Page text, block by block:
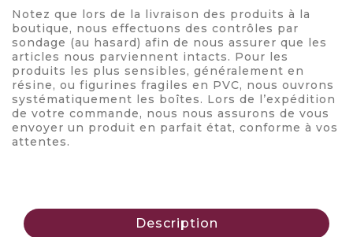
Notez que lors de la livraison des produits à la
boutique, nous effectuons des contrôles par
sondage (au hasard) afin de nous assurer que les
articles nous parviennent intacts. Pour les
produits les plus sensibles, généralement en
résine, ou figurines fragiles en PVC, nous ouvrons
systématiquement les boîtes. Lors de l’expédition
de votre commande, nous nous assurons de vous
envoyer un produit en parfait état, conforme à vos
attentes.
Description